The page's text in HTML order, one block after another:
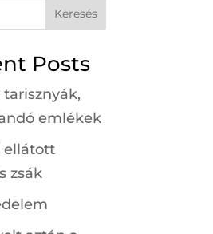
Keresés
Posts
tarisznyák,
emlékek
ellátott
zsák